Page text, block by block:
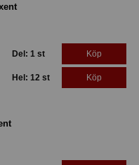
Del: 1 st Köp
Hel: 12 st Köp